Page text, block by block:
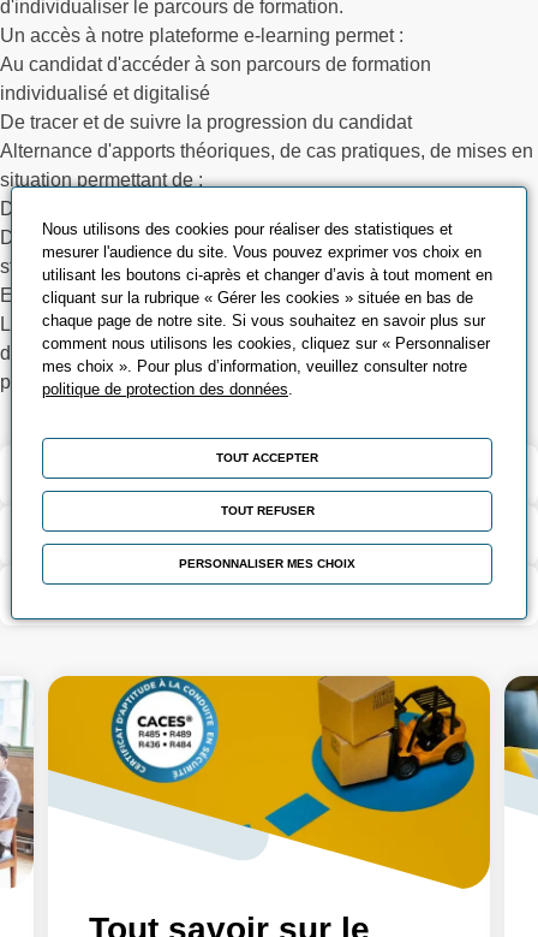
d'individualiser le parcours de formation.
Un accès à notre plateforme e-learning permet :
Au candidat d'accéder à son parcours de formation
individualisé et digitalisé
De tracer et de suivre la progression du candidat
Alternance d'apports théoriques, de cas pratiques, de mises en
situation permettant de :
Développer le savoir être attendu pour l'exercice du métier
D'acquérir les compétences professionnelles attendues et de
structurer les savoirs techniques
ENCADREMENT PÉDAGOGIQUE :
La formation est animée par des formateurs experts dans leur
domaine de compétences et validés par nos équipes
pédagogiques
Validation et certification
Outils pédagogiques
Tout savoir sur le
Nous utilisons des cookies pour réaliser des statistiques et
mesurer l'audience du site. Vous pouvez exprimer vos choix en
utilisant les boutons ci-après et changer d’avis à tout moment en
cliquant sur la rubrique « Gérer les cookies » située en bas de
chaque page de notre site. Si vous souhaitez en savoir plus sur
comment nous utilisons les cookies, cliquez sur « Personnaliser
mes choix ». Pour plus d’information, veuillez consulter notre
politique de protection des données
TOUT ACCEPTER
TOUT REFUSER
PERSONNALISER MES CHOIX